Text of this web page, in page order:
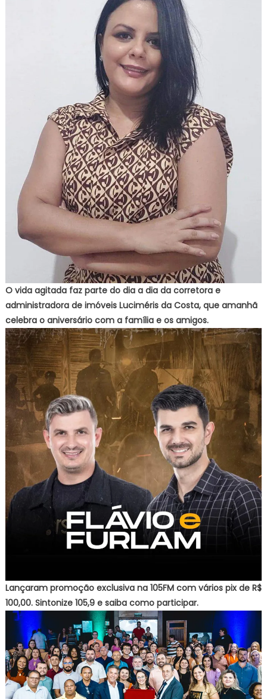
O vida agitada faz parte do dia a dia da corretora e
administradora de imóveis Luciméris da Costa, que amanhã
celebra o aniversário com a família e os amigos.
Lançaram promoção exclusiva na 105FM com vários pix de R$
100,00. Sintonize 105,9 e saiba como participar.